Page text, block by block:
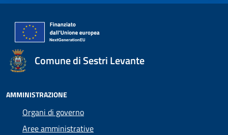
Comune di Sestri Levante
AMMINISTRAZIONE
Organi di governo
Aree amministrative